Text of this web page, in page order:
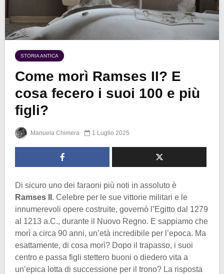
STORIA ANTICA
Come morì Ramses II? E
cosa fecero i suoi 100 e più
figli?
Manuela Chimera 1 Luglio 2025
Di sicuro uno dei faraoni più noti in assoluto è
Ramses II . Celebre per le sue vittorie militari e le
innumerevoli opere costruite, governò l’Egitto dal 1279
al 1213 a.C., durante il Nuovo Regno. E sappiamo che
morì a circa 90 anni, un’età incredibile per l’epoca. Ma
esattamente, di cosa morì? Dopo il trapasso, i suoi
centro e passa figli stettero buoni o diedero vita a
un’epica lotta di successione per il trono? La risposta